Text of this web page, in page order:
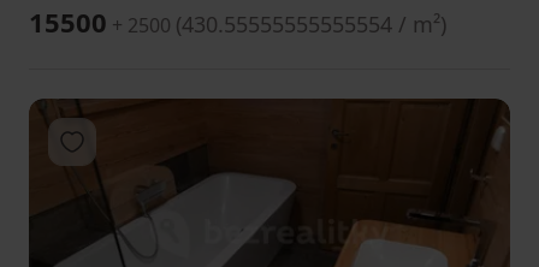
15500 + 2500 (430.55555555555554 / m²)
Add to favorites